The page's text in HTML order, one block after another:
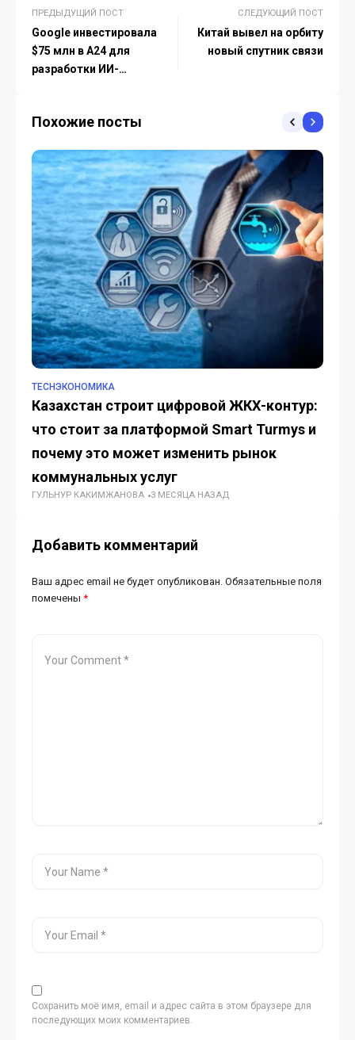
ПРЕДЫДУЩИЙ ПОСТ
Google инвестировала
$75 млн в A24 для
разработки ИИ-
СЛЕДУЮЩИЙ ПОСТ
Китай вывел на орбиту
новый спутник связи
Похожие посты
TECHЭКОНОМИКА
Казахстан строит цифровой ЖКХ-контур:
что стоит за платформой Smart Turmys и
почему это может изменить рынок
коммунальных услуг
ГУЛЬНУР КАКИМЖАНОВА 3 МЕСЯЦА НАЗАД
Добавить комментарий
Ваш адрес email не будет опубликован. Обязательные поля
помечены *
Сохранить моё имя, email и адрес сайта в этом браузере для
последующих моих комментариев.